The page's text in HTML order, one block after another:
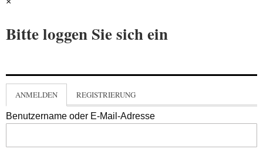
Bitte loggen Sie sich ein
ANMELDEN REGISTRIERUNG
Benutzername oder E-Mail-Adresse